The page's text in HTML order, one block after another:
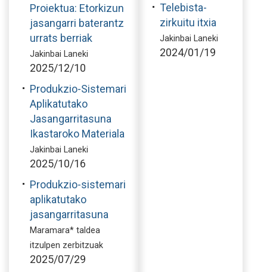
Proiektua: Etorkizun
jasangarri baterantz
urrats berriak
Jakinbai Laneki
2025/12/10
Produkzio-Sistemari
Aplikatutako
Jasangarritasuna
Ikastaroko Materiala
Jakinbai Laneki
2025/10/16
Produkzio-sistemari
aplikatutako
jasangarritasuna
Maramara* taldea
itzulpen zerbitzuak
2025/07/29
Telebista-
zirkuitu itxia
Jakinbai Laneki
2024/01/19